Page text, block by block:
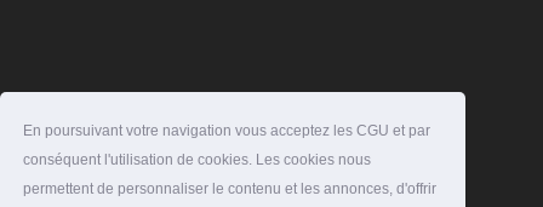
En poursuivant votre navigation vous acceptez les CGU et par
conséquent l'utilisation de cookies. Les cookies nous
permettent de personnaliser le contenu et les annonces, d'offrir